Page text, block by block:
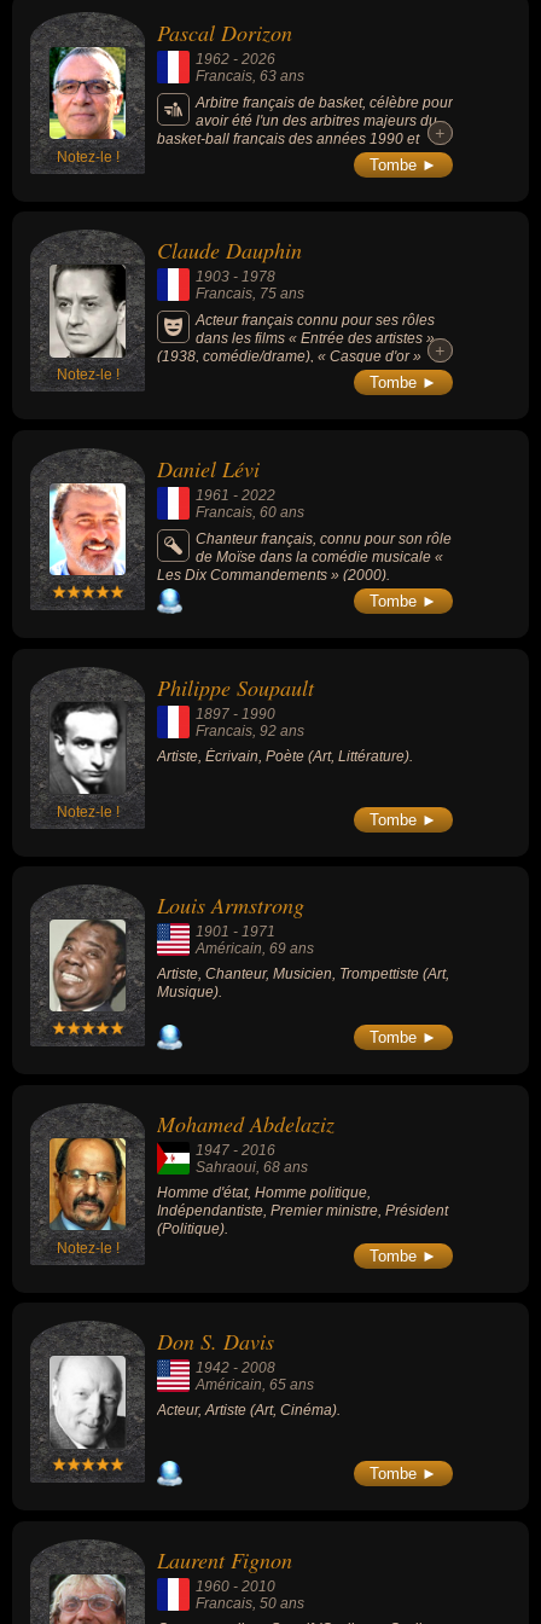
légendaire » et de « juste ».
Notez-le !
Pascal Dorizon
1962 - 2026
Francais, 63 ans
Arbitre français de basket, célèbre pour
avoir été l'un des arbitres majeurs du
basket-ball français des années 1990 et
2000, officiant au plus haut niveau de la
Ligue Nationale de Basket, a obtenu le statut
2001, a siégé au Syndicat National des
Arbitres de Basket-Ball.
+
+
Tombe ►
Notez-le !
Claude Dauphin
1903 - 1978
Francais, 75 ans
Acteur français connu pour ses rôles
dans les films « Entrée des artistes »
(1938, comédie/drame), « Casque d'or »
(1952, drame, avec Simone Signoret), «
Paris brûle-t-il ? » (1966, histoire, avec Jean-
+
+
Tombe ►
Daniel Lévi
1961 - 2022
Francais, 60 ans
Chanteur français, connu pour son rôle
de Moïse dans la comédie musicale «
Les Dix Commandements » (2000).
Tombe ►
Notez-le !
Philippe Soupault
1897 - 1990
Francais , 92 ans
Artiste, Écrivain, Poète (Art, Littérature).
Tombe ►
Louis Armstrong
1901 - 1971
Américain, 69 ans
Artiste, Chanteur, Musicien, Trompettiste (Art,
Musique).
Tombe ►
Notez-le !
Mohamed Abdelaziz
1947 - 2016
Sahraoui , 68 ans
Homme d'état, Homme politique,
Indépendantiste, Premier ministre, Président
(Politique).
Tombe ►
Don S. Davis
1942 - 2008
Américain, 65 ans
Acteur, Artiste (Art, Cinéma).
Tombe ►
Laurent Fignon
1960 - 2010
Francais , 50 ans